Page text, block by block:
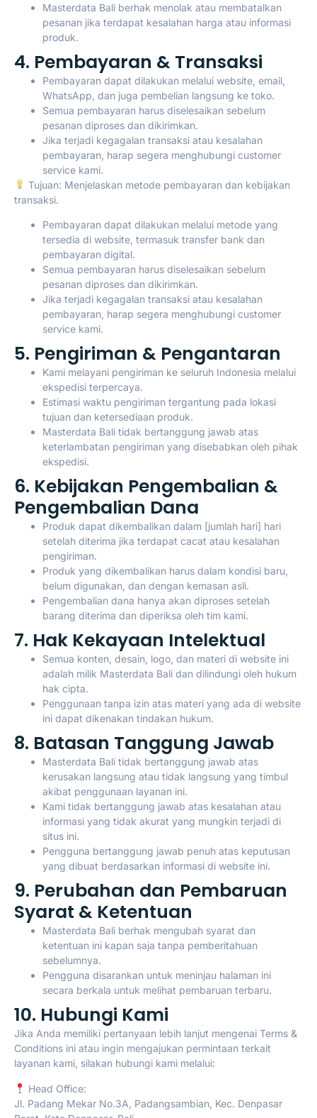
Masterdata Bali berhak menolak atau membatalkan
pesanan jika terdapat kesalahan harga atau informasi
produk.
4. Pembayaran & Transaksi
Pembayaran dapat dilakukan melalui website, email,
WhatsApp, dan juga pembelian langsung ke toko.
Semua pembayaran harus diselesaikan sebelum
pesanan diproses dan dikirimkan.
Jika terjadi kegagalan transaksi atau kesalahan
pembayaran, harap segera menghubungi customer
service kami.
Tujuan: Menjelaskan metode pembayaran dan kebijakan
transaksi.
Pembayaran dapat dilakukan melalui metode yang
tersedia di website, termasuk transfer bank dan
pembayaran digital.
Semua pembayaran harus diselesaikan sebelum
pesanan diproses dan dikirimkan.
Jika terjadi kegagalan transaksi atau kesalahan
pembayaran, harap segera menghubungi customer
service kami.
5. Pengiriman & Pengantaran
Kami melayani pengiriman ke seluruh Indonesia melalui
ekspedisi terpercaya.
Estimasi waktu pengiriman tergantung pada lokasi
tujuan dan ketersediaan produk.
Masterdata Bali tidak bertanggung jawab atas
keterlambatan pengiriman yang disebabkan oleh pihak
ekspedisi.
6. Kebijakan Pengembalian &
Pengembalian Dana
Produk dapat dikembalikan dalam [jumlah hari] hari
setelah diterima jika terdapat cacat atau kesalahan
pengiriman.
Produk yang dikembalikan harus dalam kondisi baru,
belum digunakan, dan dengan kemasan asli.
Pengembalian dana hanya akan diproses setelah
barang diterima dan diperiksa oleh tim kami.
7. Hak Kekayaan Intelektual
Semua konten, desain, logo, dan materi di website ini
adalah milik Masterdata Bali dan dilindungi oleh hukum
hak cipta.
Penggunaan tanpa izin atas materi yang ada di website
ini dapat dikenakan tindakan hukum.
8. Batasan Tanggung Jawab
Masterdata Bali tidak bertanggung jawab atas
kerusakan langsung atau tidak langsung yang timbul
akibat penggunaan layanan ini.
Kami tidak bertanggung jawab atas kesalahan atau
informasi yang tidak akurat yang mungkin terjadi di
situs ini.
Pengguna bertanggung jawab penuh atas keputusan
yang dibuat berdasarkan informasi di website ini.
9. Perubahan dan Pembaruan
Syarat & Ketentuan
Masterdata Bali berhak mengubah syarat dan
ketentuan ini kapan saja tanpa pemberitahuan
sebelumnya.
Pengguna disarankan untuk meninjau halaman ini
secara berkala untuk melihat pembaruan terbaru.
10. Hubungi Kami
Jika Anda memiliki pertanyaan lebih lanjut mengenai Terms &
Conditions ini atau ingin mengajukan permintaan terkait
layanan kami, silakan hubungi kami melalui:
Head Office:
Jl. Padang Mekar No.3A, Padangsambian, Kec. Denpasar